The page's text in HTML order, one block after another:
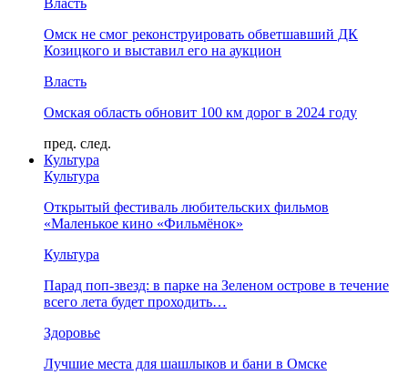
Власть
Омск не смог реконструировать обветшавший ДК
Козицкого и выставил его на аукцион
Власть
Омская область обновит 100 км дорог в 2024 году
пред. след.
Культура
Культура
Открытый фестиваль любительских фильмов
«Маленькое кино «Фильмёнок»
Культура
Парад поп-звезд: в парке на Зеленом острове в течение
всего лета будет проходить…
Здоровье
Лучшие места для шашлыков и бани в Омске